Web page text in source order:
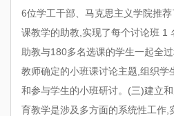
6位学工干部、马克思主义学院推
课教学的助教,实现了每个讨论班 1
助教与180多名选课的学生一起全
教师确定的小班课讨论主题,组织学
和参与学生的小班研讨。(三)建立
育教学是涉及多方面的系统性工作,